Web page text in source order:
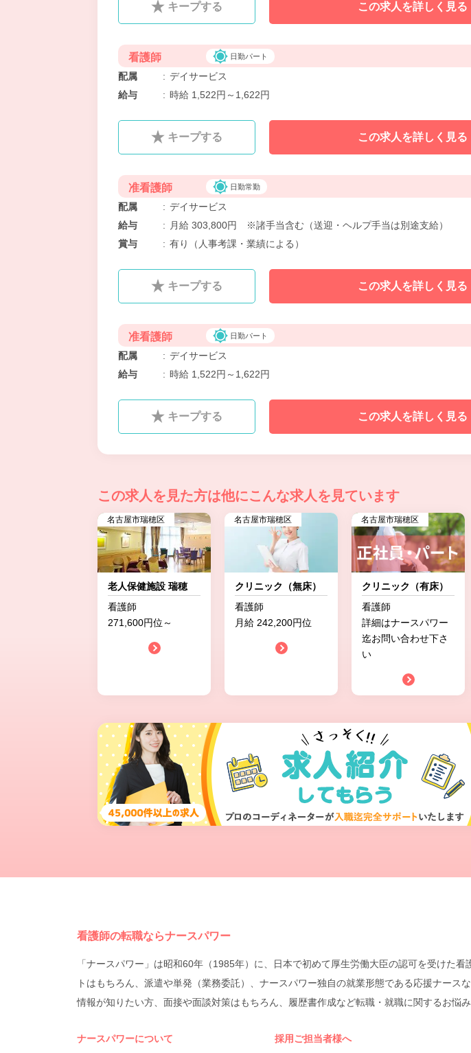
キープする この求人を詳しく見る
看護師 日勤パート
配属 : デイサービス
給与
: 時給 1,522円～1,622円
キープする この求人を詳しく見る
准看護師 日勤常勤
配属 : デイサービス
給与
:
月給 303,800円 ※諸手当含む（送迎・ヘルプ手当は別途支給）
賞与
: 有り（人事考課・業績による）
キープする この求人を詳しく見る
准看護師 日勤パート
配属 : デイサービス
給与
: 時給 1,522円～1,622円
キープする この求人を詳しく見る
この求人を見た方は他にこんな求人を見ています
名古屋市瑞穂区
老人保健施設 瑞穂
看護師
271,600円位～
名古屋市瑞穂区
クリニック（無床）
看護師
月給 242,200円位
名古屋市瑞穂区
クリニック（有床）
看護師
詳細はナースパワー
迄お問い合わせ下さ
い
看護師の転職ならナースパワー
「ナースパワー」は昭和60年（1985年）に、日本で初めて厚生労働大臣の認可を受けた
トはもちろん、派遣や単発（業務委託）、ナースパワー独自の就業形態である応援ナー
情報が知りたい方、面接や面談対策はもちろん、履歴書作成など転職・就職に関するお悩
ナースパワーについて
採用ご担当者様へ